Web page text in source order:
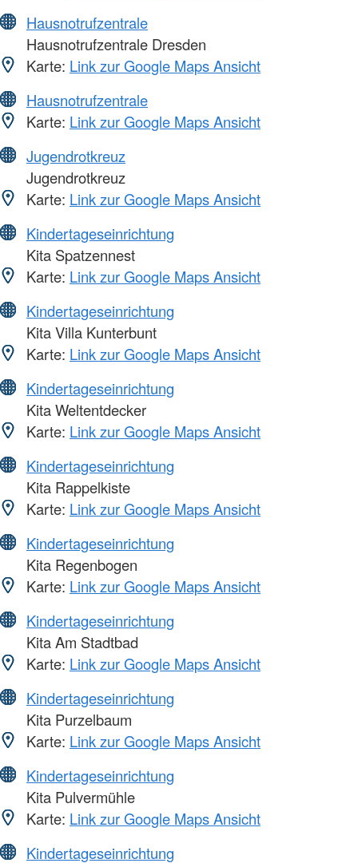
Hausnotrufzentrale
Hausnotrufzentrale Dresden
Karte: Link zur Google Maps Ansicht
Hausnotrufzentrale
Karte: Link zur Google Maps Ansicht
Jugendrotkreuz
Jugendrotkreuz
Karte: Link zur Google Maps Ansicht
Kindertageseinrichtung
Kita Spatzennest
Karte: Link zur Google Maps Ansicht
Kindertageseinrichtung
Kita Villa Kunterbunt
Karte: Link zur Google Maps Ansicht
Kindertageseinrichtung
Kita Weltentdecker
Karte: Link zur Google Maps Ansicht
Kindertageseinrichtung
Kita Rappelkiste
Karte: Link zur Google Maps Ansicht
Kindertageseinrichtung
Kita Regenbogen
Karte: Link zur Google Maps Ansicht
Kindertageseinrichtung
Kita Am Stadtbad
Karte: Link zur Google Maps Ansicht
Kindertageseinrichtung
Kita Purzelbaum
Karte: Link zur Google Maps Ansicht
Kindertageseinrichtung
Kita Pulvermühle
Karte: Link zur Google Maps Ansicht
Kindertageseinrichtung